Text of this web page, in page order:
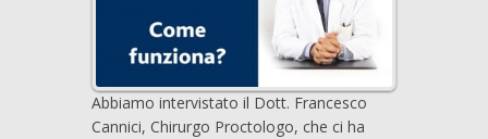
Abbiamo intervistato il Dott. Francesco
Cannici, Chirurgo Proctologo, che ci ha